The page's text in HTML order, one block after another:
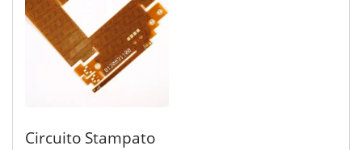
Circuito Stampato